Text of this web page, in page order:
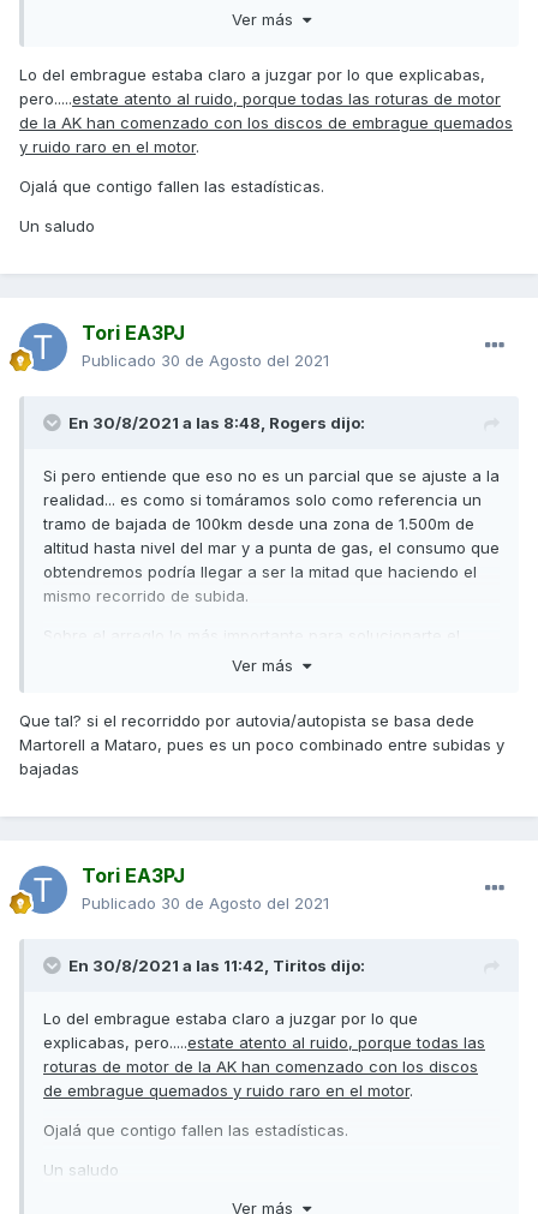
Pastillas de Freno Traseras unas doradas no recuerdo la
Puños calefactables nuevos cambiados por desgaste
Reparacion instalación electrica freno de mano
Los 2 embellecedores de la cúpula frontal
Esto se lo han echo en 1 día y todo en garantia excepto las
estaban cristalizadas al 50% y las traseras tenían un 20%
Me querían quitar la parte cristalizada de las delanteras y
pensé mejor nuevas igual que los discos y a ver que pasa,
los discos montados llevan más taladros para que
refrigeren más.
KM de moto 12000
Ver más
Lo del embrague estaba claro a juzgar por lo que explicabas,
pero.....estate atento al ruido, porque todas las roturas de motor
de la AK han comenzado con los discos de embrague quemados
y ruido raro en el motor.
Ojalá que contigo fallen las estadísticas.
Un saludo
Tori EA3PJ
Publicado 30 de Agosto del 2021
En 30/8/2021 a las 8:48, Rogers dijo:
Si pero entiende que eso no es un parcial que se ajuste a la
realidad... es como si tomáramos solo como referencia un
tramo de bajada de 100km desde una zona de 1.500m de
altitud hasta nivel del mar y a punta de gas, el consumo que
obtendremos podría llegar a ser la mitad que haciendo el
mismo recorrido de subida.
Sobre el arreglo lo más importante para solucionarte el
problema eran los discos de embrague + el cambio de
Lo de las pastillas hiciste lo correcto, como parte del
mantenimiento de pueden lijar un poco pero cuando se
Ver más
Que tal? si el recorriddo por autovia/autopista se basa dede
Martorell a Mataro, pues es un poco combinado entre subidas y
bajadas
Tori EA3PJ
Publicado 30 de Agosto del 2021
En 30/8/2021 a las 11:42, Tiritos dijo:
Lo del embrague estaba claro a juzgar por lo que
explicabas, pero.....estate atento al ruido, porque todas las
roturas de motor de la AK han comenzado con los discos
de embrague quemados y ruido raro en el motor.
Ojalá que contigo fallen las estadísticas.
Un saludo
Ver más